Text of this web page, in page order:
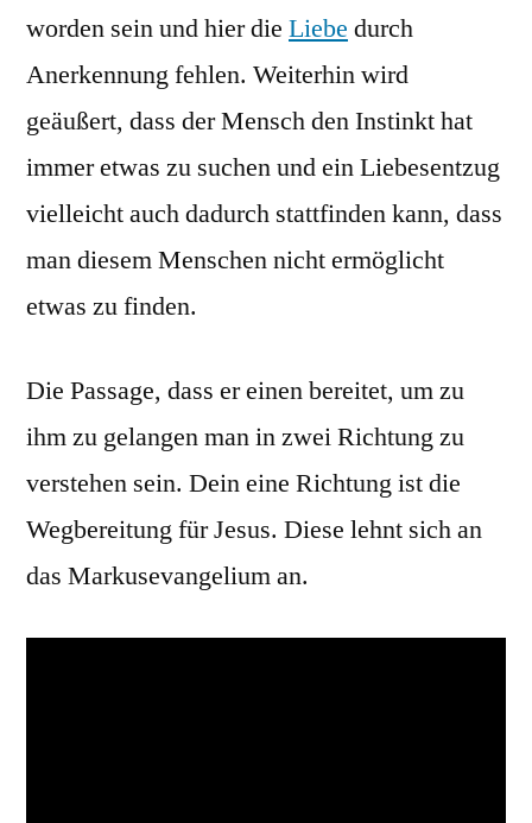
worden sein und hier die Liebe durch
Anerkennung fehlen. Weiterhin wird
geäußert, dass der Mensch den Instinkt hat
immer etwas zu suchen und ein Liebesentzug
vielleicht auch dadurch stattfinden kann, dass
man diesem Menschen nicht ermöglicht
etwas zu finden.
Die Passage, dass er einen bereitet, um zu
ihm zu gelangen man in zwei Richtung zu
verstehen sein. Dein eine Richtung ist die
Wegbereitung für Jesus. Diese lehnt sich an
das Markusevangelium an.